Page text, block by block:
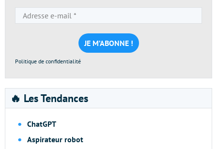
e-
mail
*
Politique de confidentialité
🔥 Les Tendances
ChatGPT
Aspirateur robot